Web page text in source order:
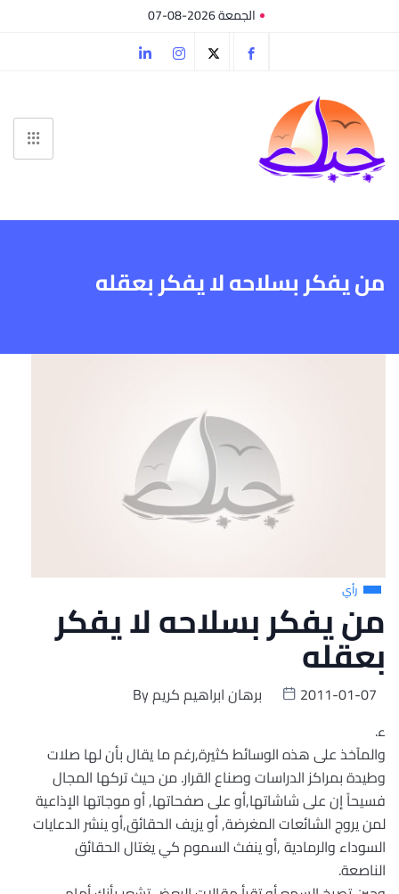
الجمعة 2026-08-07
من يفكر بسلاحه لا يفكر بعقله
رأي
من يفكر بسلاحه لا يفكر
بعقله
Byبرهان ابراهيم كريم
2011-01-07
ء.
والمآخذ على هذه الوسائط كثيرة,رغم ما يقال بأن لها صلات
وطيدة بمراكز الدراسات وصناع القرار. من حيث تركها المجال
فسيحاً إن على شاشاتها,أو على صفحاتها, أو موجاتها الإذاعية
لمن يروج الشائعات المغرضة, أو يزيف الحقائق,أو ينشر الدعايات
السوداء والرمادية ,أو ينفث السموم كي يغتال الحقائق
الناصعة.